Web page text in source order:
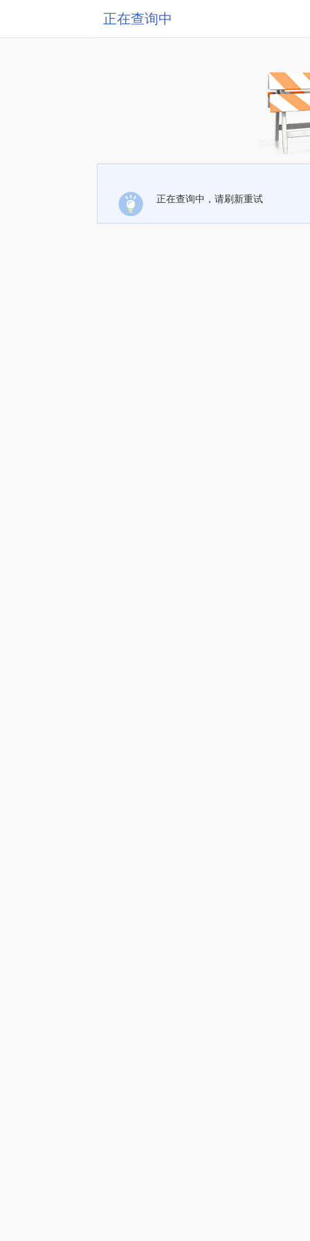
正在查询中
正在查询中，请刷新重试